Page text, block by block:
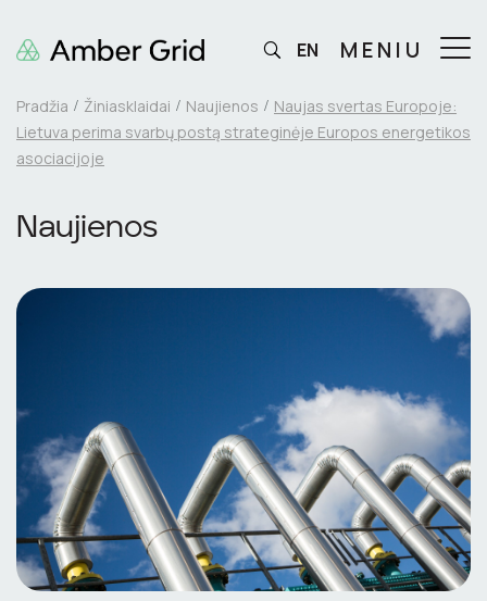
Pradžia Žiniasklaidai Naujienos
Naujas svertas Europoje:
Lietuva perima svarbų postą strateginėje Europos energetikos
asociacijoje
Naujienos
EN MENIU